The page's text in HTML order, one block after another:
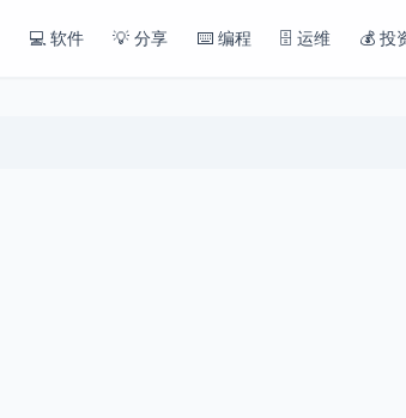
💻 软件 💡 分享 ⌨️ 编程 🗄️ 运维 💰 投